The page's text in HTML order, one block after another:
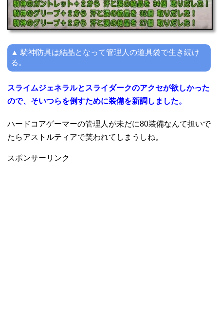
▲ 騎神防具は結晶となって管理人の道具袋で生き続け
る。
スライムジェネラルとスライダークのアクセが欲しかった
ので、そいつらを倒すために装備を新調しました。
ハードコアゲーマーの管理人が未だに80装備なんて担いで
たらアストルティアで笑われてしまうしね。
スポンサーリンク